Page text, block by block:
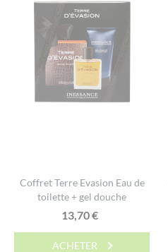
Coffret Terre Evasion Eau de
toilette + gel douche
13,70€
ACHETER